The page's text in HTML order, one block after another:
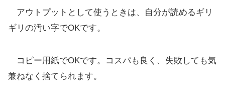
アウトプットとして使うときは、自分が読めるギリ
ギリの汚い字でOKです。
コピー用紙でOKです。コスパも良く、失敗しても気
兼ねなく捨てられます。